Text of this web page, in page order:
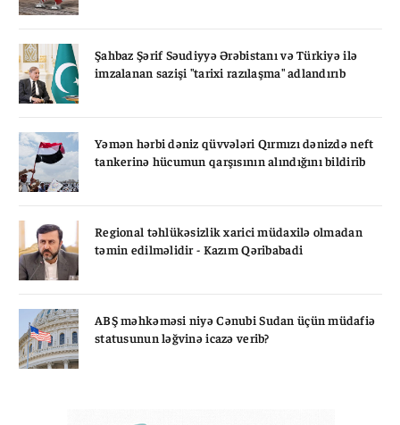
Şahbaz Şərif Səudiyyə Ərəbistanı və Türkiyə ilə
imzalanan sazişi "tarixi razılaşma" adlandırıb
Yəmən hərbi dəniz qüvvələri Qırmızı dənizdə neft
tankerinə hücumun qarşısının alındığını bildirib
Regional təhlükəsizlik xarici müdaxilə olmadan
təmin edilməlidir - Kazım Qəribabadi
ABŞ məhkəməsi niyə Cənubi Sudan üçün müdafiə
statusunun ləğvinə icazə verib?